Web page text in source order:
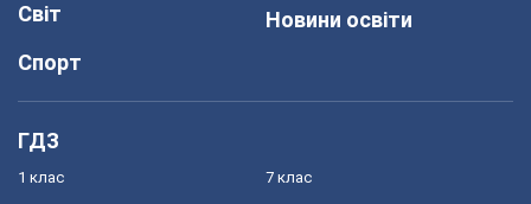
Світ
Спорт
Новини освіти
ГДЗ
1 клас 7 клас